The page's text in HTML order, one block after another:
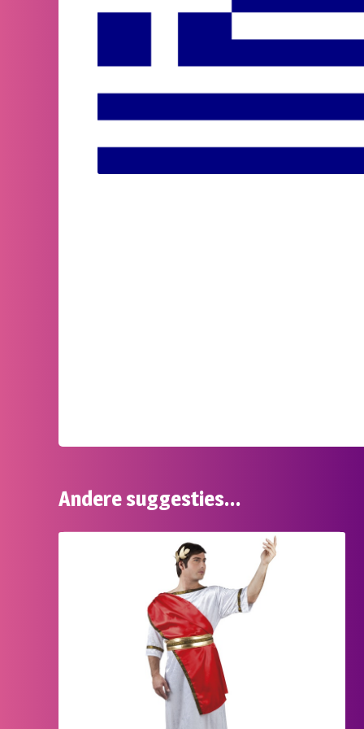
Andere suggesties…